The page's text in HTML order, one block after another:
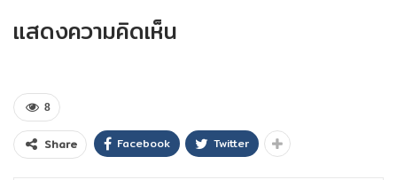
แสดงความคิดเห็น
8
Share Facebook Twitter